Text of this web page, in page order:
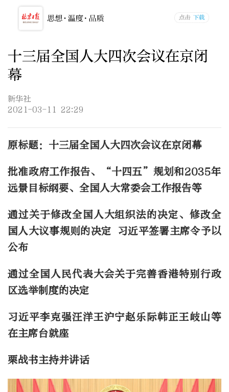
十三届全国人大四次会议在京闭
幕
新华社
2021-03-11 22:29
原标题：十三届全国人大四次会议在京闭幕
批准政府工作报告、“十四五”规划和2035年
远景目标纲要、全国人大常委会工作报告等
通过关于修改全国人大组织法的决定、修改全
国人大议事规则的决定 习近平签署主席令予以
公布
通过全国人民代表大会关于完善香港特别行政
区选举制度的决定
习近平李克强汪洋王沪宁赵乐际韩正王岐山等
在主席台就座
栗战书主持并讲话